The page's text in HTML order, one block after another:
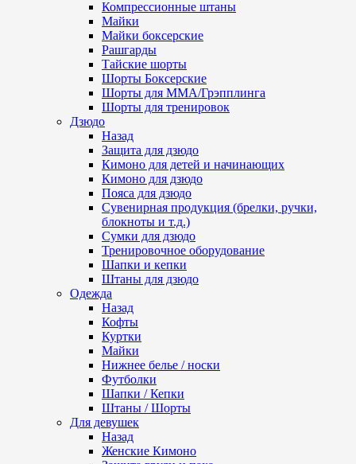
Компрессионные штаны
Майки
Майки боксерские
Рашгарды
Тайские шорты
Шорты Боксерские
Шорты для ММА/Грэпплинга
Шорты для тренировок
Дзюдо
Назад
Защита для дзюдо
Кимоно для детей и начинающих
Кимоно для дзюдо
Пояса для дзюдо
Сувенирная продукция (брелки, ручки,
блокноты и т.д.)
Сумки для дзюдо
Тренировочное оборудование
Шапки и кепки
Штаны для дзюдо
Одежда
Назад
Кофты
Куртки
Майки
Нижнее белье / носки
Футболки
Шапки / Кепки
Штаны / Шорты
Для девушек
Назад
Женские Кимоно